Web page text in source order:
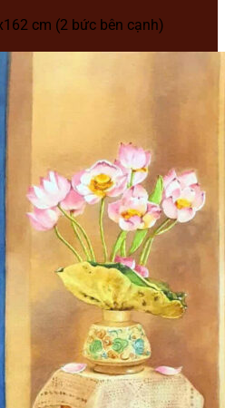
cm (2 bức bên cạnh)